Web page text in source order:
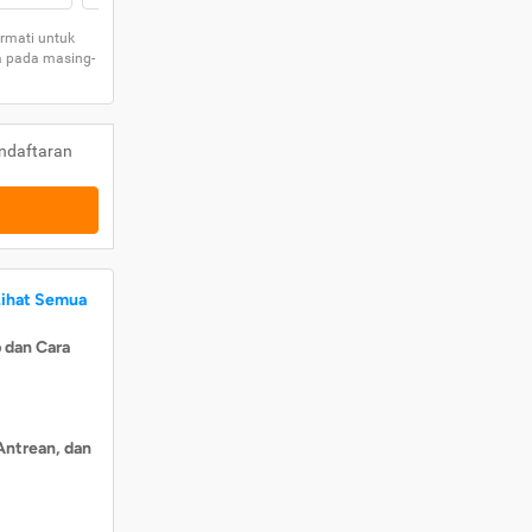
untuk
pada masing-
Semua
Cara
dan